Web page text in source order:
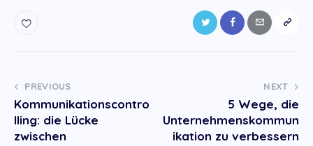
Post
navigation
PREVIOUS
Kommunikationscontro
lling: die Lücke
zwischen
NEXT
5 Wege, die
Unternehmenskommun
ikation zu verbessern